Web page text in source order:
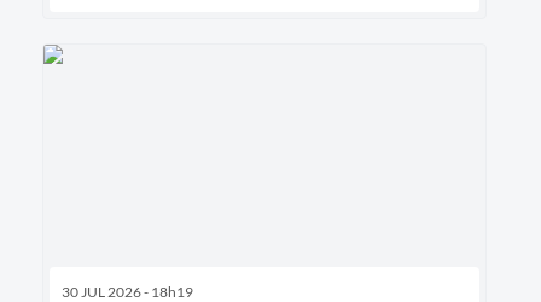
30 JUL 2026 - 18h19